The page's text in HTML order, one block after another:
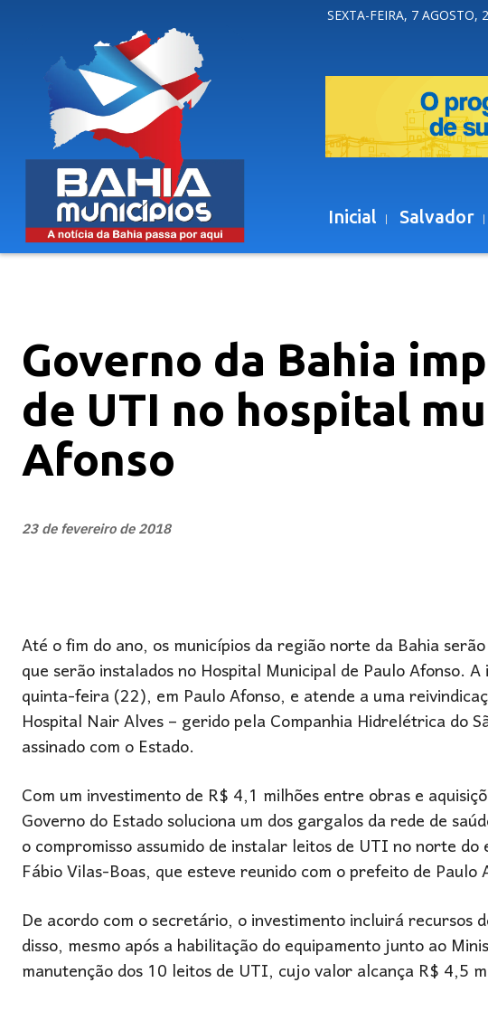
SEXTA-FEIRA, 7 AGOSTO,
Inicial Salvador
Governo da Bahia
de UTI no hospital
Afonso
23 de fevereiro de 2018
Até o fim do ano, os municípios da região norte da Bahia
que serão instalados no Hospital Municipal de Paulo Afonso.
quinta-feira (22), em Paulo Afonso, e atende a uma
Hospital Nair Alves – gerido pela Companhia Hidrelétrica do
assinado com o Estado.
Com um investimento de R$ 4,1 milhões entre obras e
Governo do Estado soluciona um dos gargalos da rede de
o compromisso assumido de instalar leitos de UTI no norte
Fábio Vilas-Boas, que esteve reunido com o prefeito de Paulo
De acordo com o secretário, o investimento incluirá
disso, mesmo após a habilitação do equipamento junto ao
manutenção dos 10 leitos de UTI, cujo valor alcança R$ 4,5